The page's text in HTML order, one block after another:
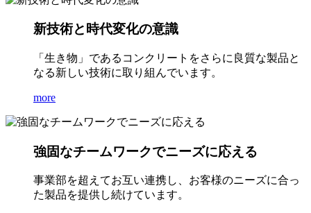
新技術と時代変化の意識
「生き物」であるコンクリートをさらに良質な製品と
なる新しい技術に取り組んでいます。
more
強固なチームワークでニーズに応える
事業部を超えてお互い連携し、お客様のニーズに合っ
た製品を提供し続けています。